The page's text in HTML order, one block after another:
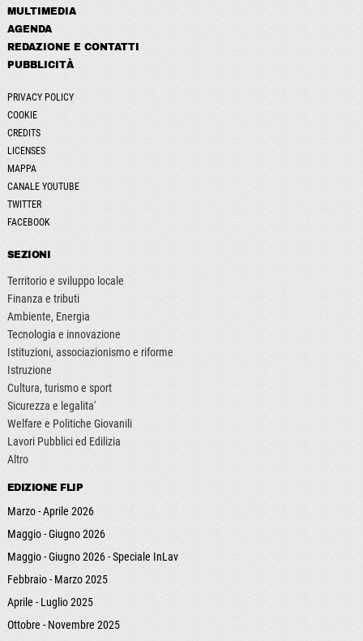
MULTIMEDIA
AGENDA
REDAZIONE E CONTATTI
PUBBLICITÀ
PRIVACY POLICY
COOKIE
CREDITS
LICENSES
MAPPA
CANALE YOUTUBE
TWITTER
FACEBOOK
SEZIONI
Territorio e sviluppo locale
Finanza e tributi
Ambiente, Energia
Tecnologia e innovazione
Istituzioni, associazionismo e riforme
Istruzione
Cultura, turismo e sport
Sicurezza e legalita'
Welfare e Politiche Giovanili
Lavori Pubblici ed Edilizia
Altro
EDIZIONE FLIP
Marzo - Aprile 2026
Maggio - Giugno 2026
Maggio - Giugno 2026 - Speciale InLav
Febbraio - Marzo 2025
Aprile - Luglio 2025
Ottobre - Novembre 2025